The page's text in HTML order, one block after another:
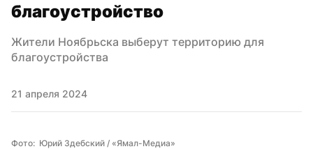
благоустройство
Жители Ноябрьска выберут территорию для
благоустройства
21 апреля 2024
Фото:  Юрий Здебский / «Ямал-Медиа»